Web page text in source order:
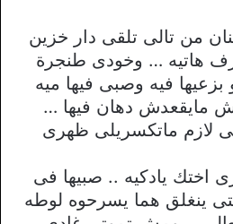
من تالى تلقى دار خزين
هاتيه … وخودى طنجرة
بزعيها فيه وصبى فيها ميه
مايقعدش دهان فيها …
لازم ماتكسريلى ظهرى
اختك يادكيه .. صبيها فى
ينغلق هما يسرحوه لوطه